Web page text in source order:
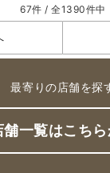
67件 / 全1390件中
最寄りの店舗を探
舗一覧はこちら